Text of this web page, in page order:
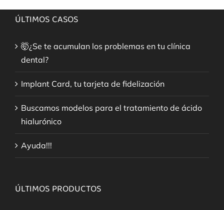
ÚLTIMOS CASOS
🤯¿Se te acumulan los problemas en tu clínica
dental?
Implant Card, tu tarjeta de fidelización
Buscamos modelos para el tratamiento de ácido
hialurónico
Ayuda!!!
ÚLTIMOS PRODUCTOS